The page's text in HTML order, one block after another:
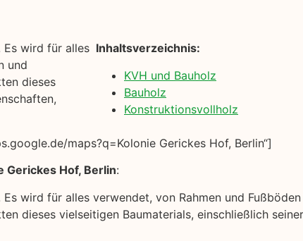
Es wird für alles
und
dieses
Inhaltsverzeichnis:
KVH und Bauholz
Bauholz
Konstruktionsvollholz
maps?q=Kolonie Gerickes Hof, Berlin“]
Gerickes Hof, Berlin:
wird für alles verwendet, von Rahmen und
dieses vielseitigen Baumaterials, einschließlich